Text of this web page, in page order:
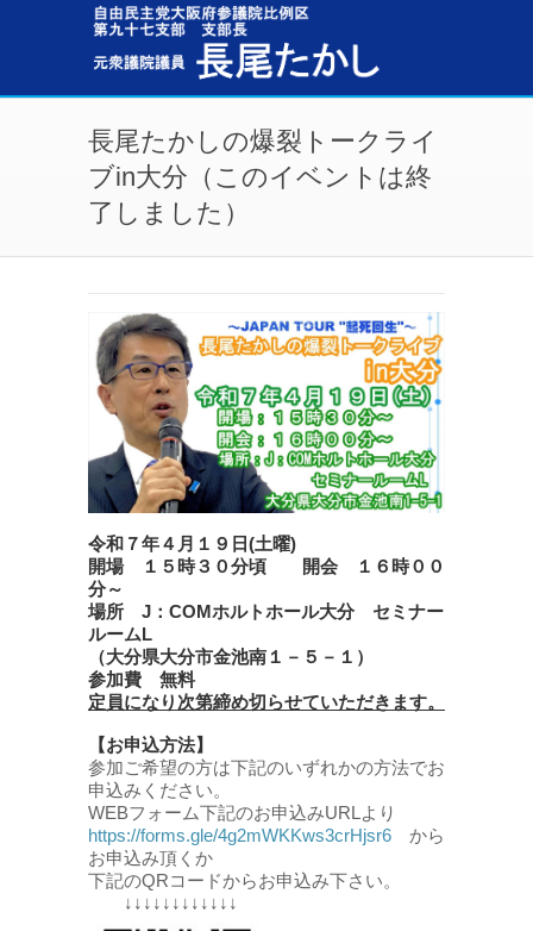
メインコンテンツに移動
長尾たかしの爆裂トークライ
ブin大分（このイベントは終
了しました）
令和７年４月１９日(土曜)
開場 １５時３０分頃 開会 １６時００
分～
場所 J：COMホルトホール大分 セミナー
ルームL
（大分県大分市金池南１－５－１）
参加費 無料
定員になり次第締め切らせていただきます。
【お申込方法】
参加ご希望の方は下記のいずれかの方法でお
申込みください。
WEBフォーム下記のお申込みURLより
https://forms.gle/4g2mWKKws3crHjsr6 から
お申込み頂くか
下記のQRコードからお申込み下さい。
↓↓↓↓↓↓↓↓↓↓↓↓